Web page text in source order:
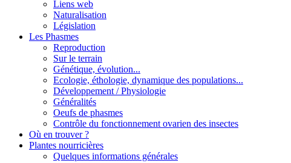
Liens web
Naturalisation
Législation
Les Phasmes
Reproduction
Sur le terrain
Génétique, évolution...
Ecologie, éthologie, dynamique des populations...
Développement / Physiologie
Généralités
Oeufs de phasmes
Contrôle du fonctionnement ovarien des insectes
Où en trouver ?
Plantes nourricières
Quelques informations générales